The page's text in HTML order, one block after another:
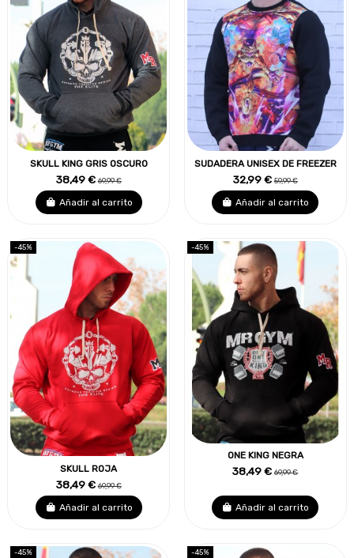
SKULL KING GRIS OSCURO
38,49 €69,99 €
Añadir al carrito
SUDADERA UNISEX DE FREEZER
32,99 €59,99 €
Añadir al carrito
-45%
SKULL ROJA
38,49 €69,99 €
Añadir al carrito
-45%
ONE KING NEGRA
38,49 €69,99 €
Añadir al carrito
-45% -45%